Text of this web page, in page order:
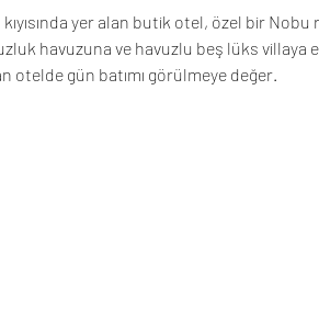
yer alan butik otel, özel bir
havuzuna ve havuzlu beş lüks villaya
otelde gün batımı görülmeye değer.